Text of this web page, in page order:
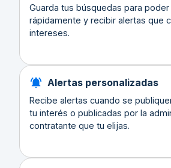
Guarda tus búsquedas para
rápidamente y recibir alertas que
intereses.
Alertas personalizadas
Recibe alertas cuando se
tu interés o publicadas por la
contratante que tu elijas.